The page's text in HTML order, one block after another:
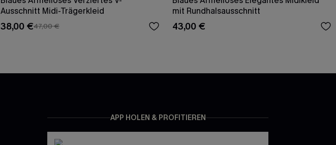
Ausschnitt Midi-Trägerkleid
38,00 €47,00 €
mit Rundhalsausschnitt
43,00 €
APP HOLEN & PROFITIEREN